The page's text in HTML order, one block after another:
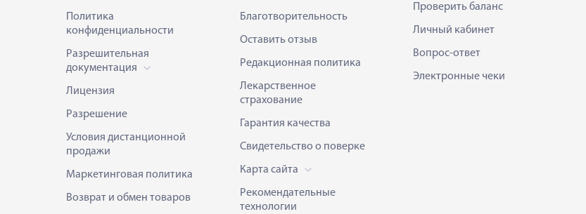
Политика
конфиденциальности
Разрешительная
документация
Лицензия
Разрешение
Условия дистанционной
продажи
Маркетинговая политика
Возврат и обмен товаров
Благотворительность
Оставить отзыв
Редакционная политика
Лекарственное
страхование
Гарантия качества
Свидетельство о поверке
Карта сайта
Рекомендательные
технологии
Проверить баланс
Личный кабинет
Вопрос-ответ
Электронные чеки